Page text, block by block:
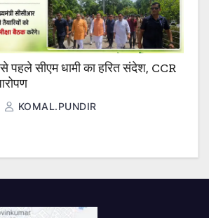
से पहले सीएम धामी का हरित संदेश, CCR
KOMAL.PUNDIR